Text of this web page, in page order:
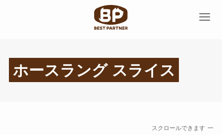
ホースラング スライス
スクロールできます